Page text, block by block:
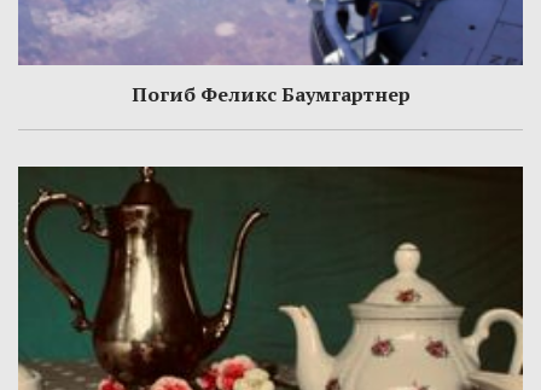
Погиб Феликс Баумгартнер